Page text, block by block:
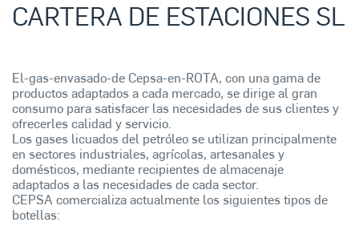
CARTERA DE ESTACIONES SL
El-gas-envasado-de Cepsa-en-ROTA, con una gama de
productos adaptados a cada mercado, se dirige al gran
consumo para satisfacer las necesidades de sus clientes y
ofrecerles calidad y servicio.
Los gases licuados del petróleo se utilizan principalmente
en sectores industriales, agrícolas, artesanales y
domésticos, mediante recipientes de almacenaje
adaptados a las necesidades de cada sector.
CEPSA comercializa actualmente los siguientes tipos de
botellas: